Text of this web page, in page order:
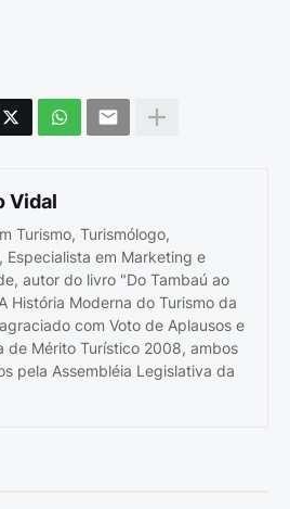
Vidal
Turismo, Turismólogo,
Especialista em Marketing e
autor do livro "Do Tambaú ao
História Moderna do Turismo da
com Voto de Aplausos e
de Mérito Turístico 2008, ambos
pela Assembléia Legislativa da